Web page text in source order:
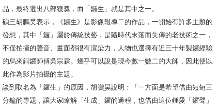
高
教
深
耕
辦
法
及
品，最終選出八部獲獎，而「鑼生」就是其中之一。
碩三胡鵬昊表示，《鑼生》是影像報導二的作品，一開始有許多主題的
發想，其中「鑼」屬於傳統技藝，是隨時代末落而失傳的老技術之一，
不僅拍攝的聲音、畫面都很有渲染力，人物也選擇有近三十年製鑼經驗
的烏來銅鑼師傅吳宗霖。幾乎可以說是現今數一數二的大師，因此便以
此作為影片拍攝的主題。
談到取名為「鑼生」的原因，胡鵬昊說明：「一方面是希望借由短短三
分鐘的專題，讓大家瞭解「生成」鑼的過程，也借由這位鍾愛「鑼聲」